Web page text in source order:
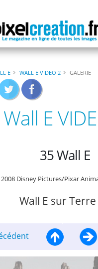
E WALL E VIDEO 2 GALERIE
Wall E
35 Wall E
Disney Pictures/Pixar
Wall E sur Terre